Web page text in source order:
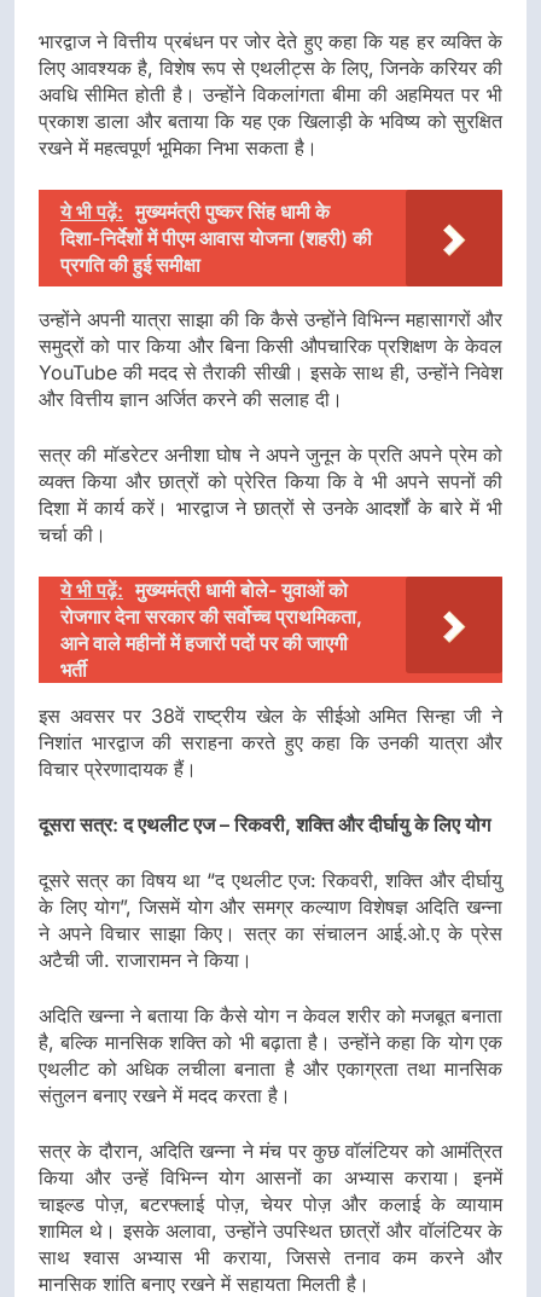
भारद्वाज ने वित्तीय प्रबंधन पर जोर देते हुए कहा कि यह हर व्यक्ति के
लिए आवश्यक है, विशेष रूप से एथलीट्स के लिए, जिनके करियर की
अवधि सीमित होती है। उन्होंने विकलांगता बीमा की अहमियत पर भी
प्रकाश डाला और बताया कि यह एक खिलाड़ी के भविष्य को सुरक्षित
रखने में महत्वपूर्ण भूमिका निभा सकता है।
ये भी पढ़ें: मुख्यमंत्री पुष्कर सिंह धामी के
दिशा-निर्देशों में पीएम आवास योजना (शहरी) की
प्रगति की हुई समीक्षा
उन्होंने अपनी यात्रा साझा की कि कैसे उन्होंने विभिन्न महासागरों और
समुद्रों को पार किया और बिना किसी औपचारिक प्रशिक्षण के केवल
YouTube की मदद से तैराकी सीखी। इसके साथ ही, उन्होंने निवेश
और वित्तीय ज्ञान अर्जित करने की सलाह दी।
सत्र की मॉडरेटर अनीशा घोष ने अपने जुनून के प्रति अपने प्रेम को
व्यक्त किया और छात्रों को प्रेरित किया कि वे भी अपने सपनों की
दिशा में कार्य करें। भारद्वाज ने छात्रों से उनके आदर्शों के बारे में भी
चर्चा की।
ये भी पढ़ें: मुख्यमंत्री धामी बोले- युवाओं को
रोजगार देना सरकार की सर्वोच्च प्राथमिकता,
आने वाले महीनों में हजारों पदों पर की जाएगी
भर्ती
इस अवसर पर 38वें राष्ट्रीय खेल के सीईओ अमित सिन्हा जी ने
निशांत भारद्वाज की सराहना करते हुए कहा कि उनकी यात्रा और
विचार प्रेरणादायक हैं।
दूसरा सत्र: द एथलीट एज – रिकवरी, शक्ति और दीर्घायु के लिए योग
दूसरे सत्र का विषय था “द एथलीट एज: रिकवरी, शक्ति और दीर्घायु
के लिए योग”, जिसमें योग और समग्र कल्याण विशेषज्ञ अदिति खन्ना
ने अपने विचार साझा किए। सत्र का संचालन आई.ओ.ए के प्रेस
अटैची जी. राजारामन ने किया।
अदिति खन्ना ने बताया कि कैसे योग न केवल शरीर को मजबूत बनाता
है, बल्कि मानसिक शक्ति को भी बढ़ाता है। उन्होंने कहा कि योग एक
एथलीट को अधिक लचीला बनाता है और एकाग्रता तथा मानसिक
संतुलन बनाए रखने में मदद करता है।
सत्र के दौरान, अदिति खन्ना ने मंच पर कुछ वॉलंटियर को आमंत्रित
किया और उन्हें विभिन्न योग आसनों का अभ्यास कराया। इनमें
चाइल्ड पोज़, बटरफ्लाई पोज़, चेयर पोज़ और कलाई के व्यायाम
शामिल थे। इसके अलावा, उन्होंने उपस्थित छात्रों और वॉलंटियर के
साथ श्वास अभ्यास भी कराया, जिससे तनाव कम करने और
मानसिक शांति बनाए रखने में सहायता मिलती है।